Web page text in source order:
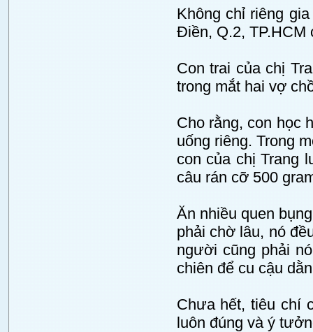
Không chỉ riêng
Điền, Q.2, TP.HCM
Con trai của chị
trong mắt hai vợ
Cho rằng, con học
uống riêng. Trong
con của chị Trang
câu rán cỡ 500
Ăn nhiều quen
phải chờ lâu, nó
người cũng phải
chiên để cu cậu
Chưa hết, tiêu chí
luôn đúng và ý